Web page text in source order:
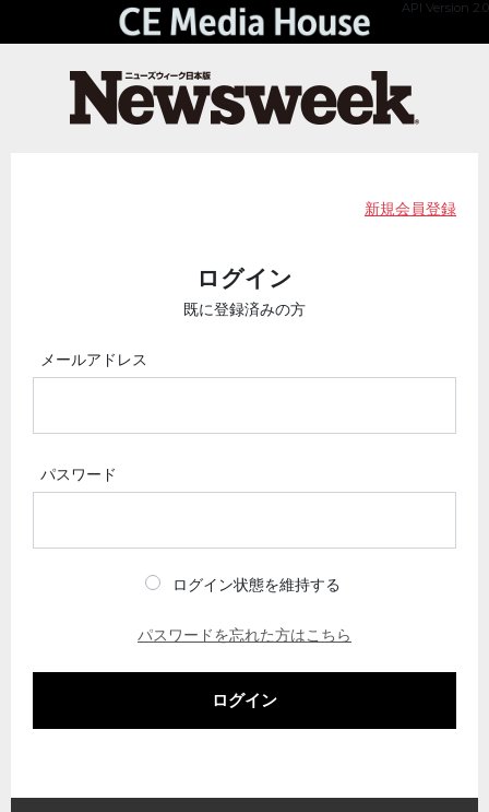
API Version 2.0
新規会員登録
ログイン
既に登録済みの方
メールアドレス
パスワード
ログイン状態を維持する
パスワードを忘れた方はこちら
ログイン